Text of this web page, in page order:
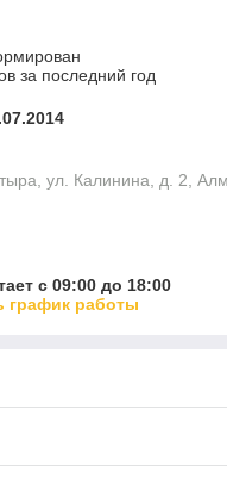
на зерновых полях
областного значения.
и пневматические
за последний год
ул. Калинина, д. 2,
с 09:00 до 18:00
график работы